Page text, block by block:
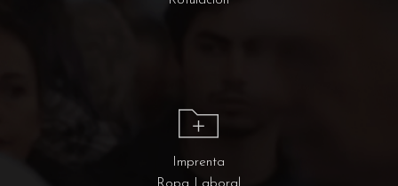
Imprenta